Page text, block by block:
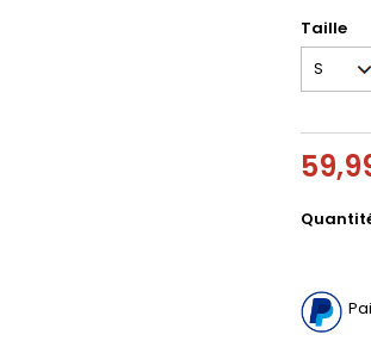
Taille